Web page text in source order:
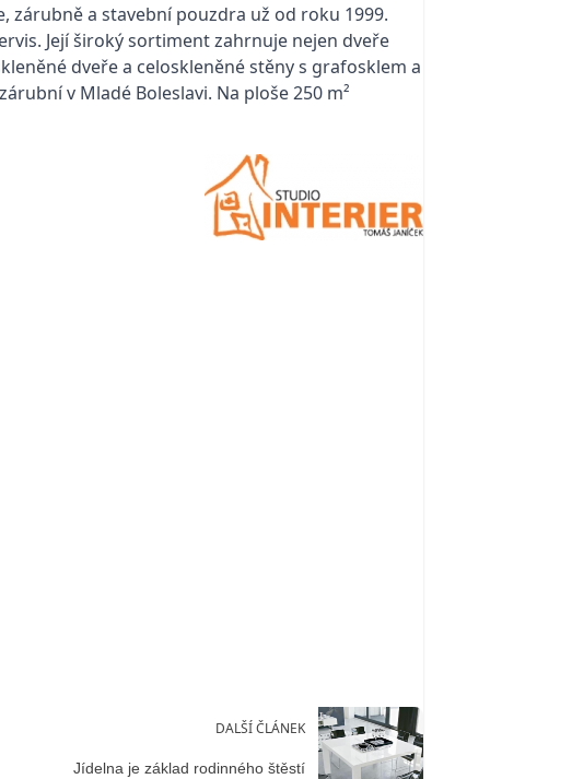
a stavební pouzdra už od roku 1999.
Její široký sortiment zahrnuje nejen dveře
dveře a celoskleněné stěny s grafosklem a
v Mladé Boleslavi. Na ploše 250 m²
DALŠÍ ČLÁNEK
Jídelna je základ rodinného štěstí